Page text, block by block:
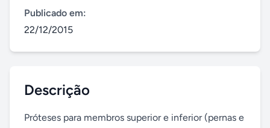
Publicado em:
22/12/2015
Descrição
Próteses para membros superior e inferior (pernas e